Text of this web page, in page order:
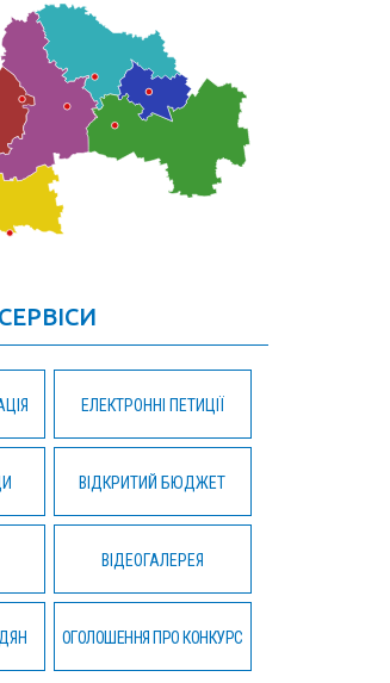
ЕЛЕКТРОННІ ПЕТИЦІЇ
ВІДКРИТИЙ БЮДЖЕТ
ВІДЕОГАЛЕРЕЯ
ОГОЛОШЕННЯ ПРО КОНКУРС